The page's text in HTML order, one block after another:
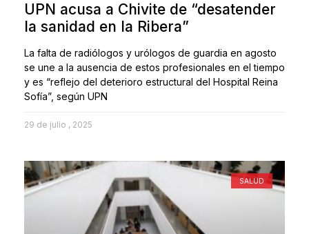
UPN acusa a Chivite de “desatender
la sanidad en la Ribera”
La falta de radiólogos y urólogos de guardia en agosto
se une a la ausencia de estos profesionales en el tiempo
y es “reflejo del deterioro estructural del Hospital Reina
Sofía”, según UPN
29 de julio , 2025
SALUD